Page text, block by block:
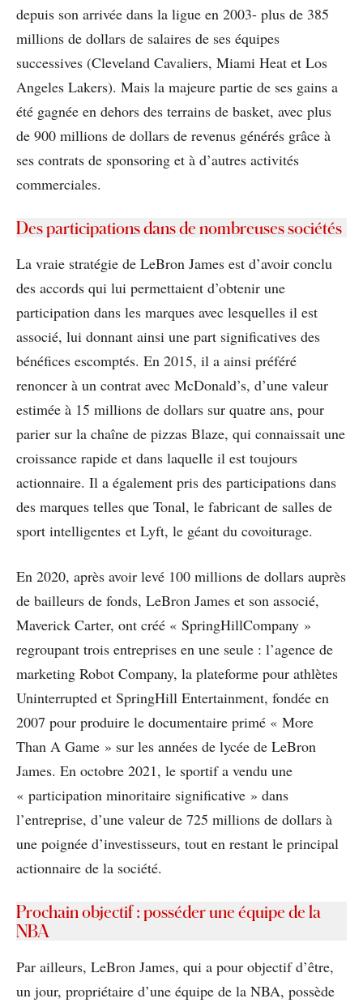
depuis son arrivée dans la ligue en 2003- plus de 385
millions de dollars de salaires de ses équipes
successives (Cleveland Cavaliers, Miami Heat et Los
Angeles Lakers). Mais la majeure partie de ses gains a
été gagnée en dehors des terrains de basket, avec plus
de 900 millions de dollars de revenus générés grâce à
ses contrats de sponsoring et à d’autres activités
commerciales.
Des participations dans de nombreuses sociétés
La vraie stratégie de LeBron James est d’avoir conclu
des accords qui lui permettaient d’obtenir une
participation dans les marques avec lesquelles il est
associé, lui donnant ainsi une part significatives des
bénéfices escomptés. En 2015, il a ainsi préféré
renoncer à un contrat avec McDonald’s, d’une valeur
estimée à 15 millions de dollars sur quatre ans, pour
parier sur la chaîne de pizzas Blaze, qui connaissait une
croissance rapide et dans laquelle il est toujours
actionnaire. Il a également pris des participations dans
des marques telles que Tonal, le fabricant de salles de
sport intelligentes et Lyft, le géant du covoiturage.
En 2020, après avoir levé 100 millions de dollars auprès
de bailleurs de fonds, LeBron James et son associé,
Maverick Carter, ont créé « SpringHillCompany »
regroupant trois entreprises en une seule : l’agence de
marketing Robot Company, la plateforme pour athlètes
Uninterrupted et SpringHill Entertainment, fondée en
2007 pour produire le documentaire primé « More
Than A Game » sur les années de lycée de LeBron
James. En octobre 2021, le sportif a vendu une
« participation minoritaire significative » dans
l’entreprise, d’une valeur de 725 millions de dollars à
une poignée d’investisseurs, tout en restant le principal
actionnaire de la société.
Prochain objectif : posséder une équipe de la
NBA
Par ailleurs, LeBron James, qui a pour objectif d’être,
un jour, propriétaire d’une équipe de la NBA, possède